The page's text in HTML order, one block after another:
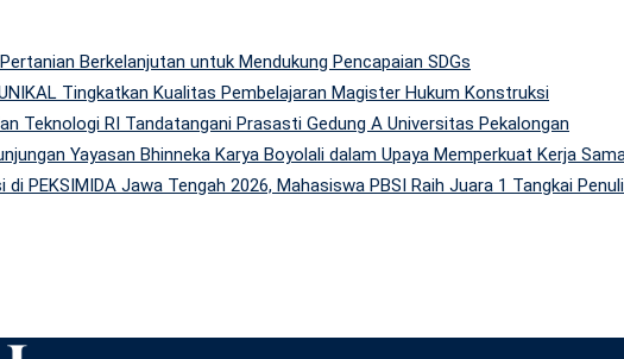
Berkelanjutan untuk Mendukung Pencapaian SDGs
Tingkatkan Kualitas Pembelajaran Magister Hukum Konstruksi
Teknologi RI Tandatangani Prasasti Gedung A Universitas Pekalongan
Yayasan Bhinneka Karya Boyolali dalam Upaya Memperkuat Kerja
PEKSIMIDA Jawa Tengah 2026, Mahasiswa PBSI Raih Juara 1 Tangkai